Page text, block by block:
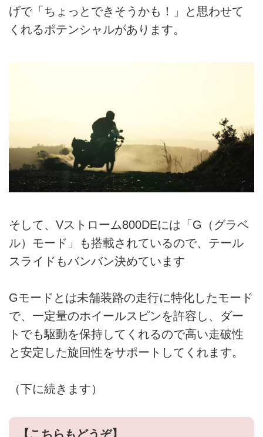
げで「ちょっとできそうかも！」と思わせて
くれるポテンシャルがあります。
そして、Vストローム800DEには「G（グラベ
ル）モード」も搭載されているので、テール
スライドもバンバン決めています
Gモードとは未舗装路の走行に特化したモード
で、一定量のホイールスピンを許容し、ダー
トでも駆動を保持してくれるので高い走破性
と安定した旋回性をサポートしてくれます。
（下に続きます）
【こちらもどうぞ】